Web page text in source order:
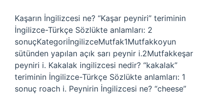
Kaşarın İngilizcesi ne? “Kaşar peyniri” teriminin
İngilizce-Türkçe Sözlükte anlamları: 2
sonuçKategoriİngilizceMutfak1Mutfakkoyun
sütünden yapılan açık sarı peynir i.2Mutfakkeşar
peyniri i. Kakalak ingilizcesi nedir? “kakalak”
teriminin İngilizce-Türkçe Sözlükte anlamları: 1
sonuç roach i. Peynirin İngilizcesi ne? “cheese”